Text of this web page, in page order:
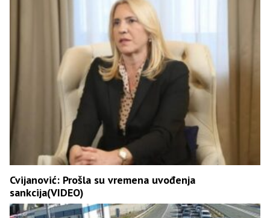
Cvijanović: Prošla su vremena uvođenja
sankcija(VIDEO)